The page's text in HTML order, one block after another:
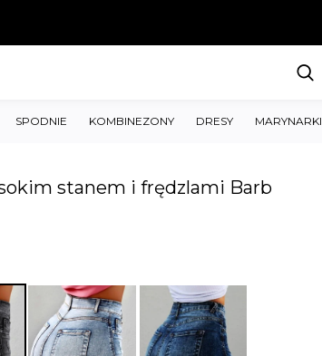
SPODNIE KOMBINEZONY DRESY MARYNARKI
stanem i frędzlami Barb